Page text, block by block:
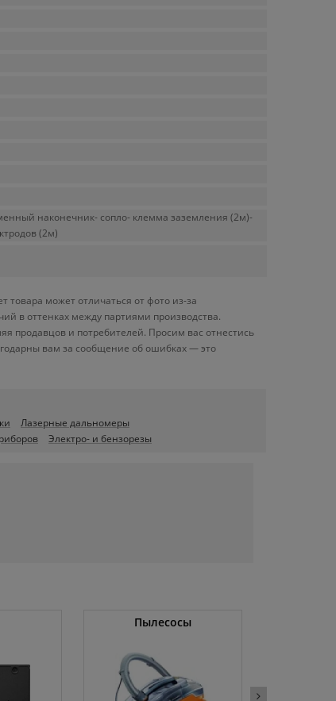
наконечник- сопло- клемма заземления (2м)-
(2м)
может отличаться от фото из-за
в оттенках между партиями производства.
продавцов и потребителей. Просим вас отнестись
вам за сообщение об ошибках — это
Лазерные дальномеры
Электро- и бензорезы
Пылесосы